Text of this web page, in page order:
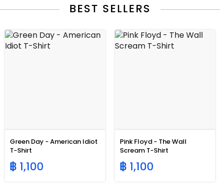
BEST SELLERS
Green Day - American Idiot
T-Shirt
฿ 1,100
Pink Floyd - The Wall
Scream T-Shirt
฿ 1,100